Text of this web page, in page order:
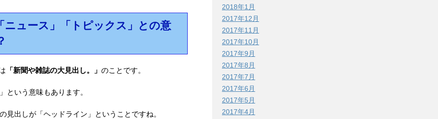
ニュース」「トピックス」との意
「新聞や雑誌の大見出し。」 のことです。
という意味もあります。
見出しが「ヘッドライン」ということですね。
2018年1月
2017年12月
2017年11月
2017年10月
2017年9月
2017年8月
2017年7月
2017年6月
2017年5月
2017年4月